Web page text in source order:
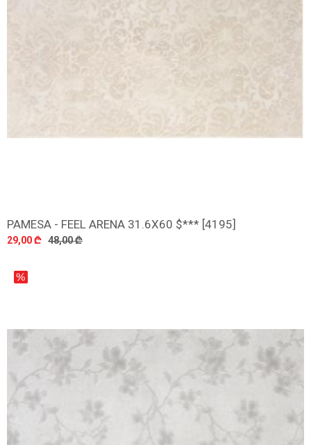
დამატება
PAMESA - FEEL ARENA 31.6X60 $*** [4195]
29,00 ₾ 48,00 ₾